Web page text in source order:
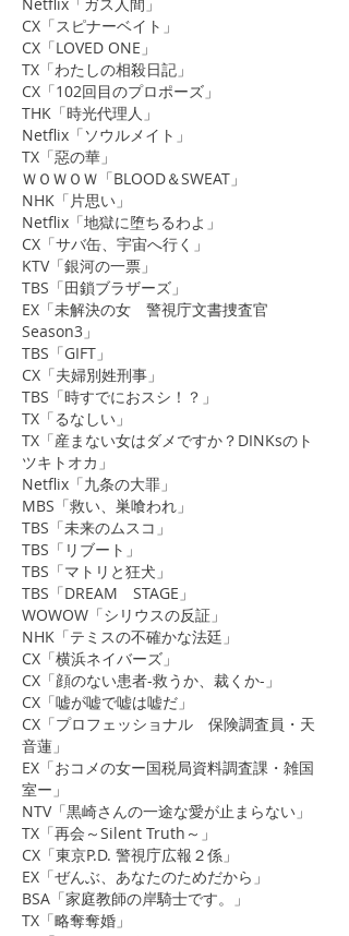
CX「スピナーベイト」
CX「LOVED ONE」
TX「わたしの相殺日記」
CX「102回目のプロポーズ」
THK「時光代理人」
Netflix「ソウルメイト」
TX「惡の華」
ＷＯＷＯＷ「BLOOD＆SWEAT」
NHK「片思い」
Netflix「地獄に堕ちるわよ」
CX「サバ缶、宇宙へ行く」
KTV「銀河の一票」
TBS「田鎖ブラザーズ」
EX「未解決の女 警視庁文書捜査官
Season3」
TBS「GIFT」
CX「夫婦別姓刑事」
TBS「時すでにおスシ！？」
​TX「るなしい」
TX「産まない女はダメですか？DINKsのト
ツキトオカ」
Netflix「九条の大罪」
MBS「救い、巣喰われ」
TBS「未来のムスコ」
TBS「リブート」
TBS「マトリと狂犬」
TBS「DREAM STAGE」
WOWOW「シリウスの反証」
NHK「テミスの不確かな法廷」
CX「横浜ネイバーズ」
CX「顔のない患者-救うか、裁くか-」
CX「嘘が嘘で嘘は嘘だ」
CX「プロフェッショナル 保険調査員・天
音蓮」
EX「おコメの女ー国税局資料調査課・雑国
室ー」
NTV「黒崎さんの一途な愛が止まらない」
TX「再会～Silent Truth～」
CX「東京P.D. 警視庁広報２係」
EX「ぜんぶ、あなたのためだから」
BSA「家庭教師の岸騎士です。」
TX「略奪奪婚」